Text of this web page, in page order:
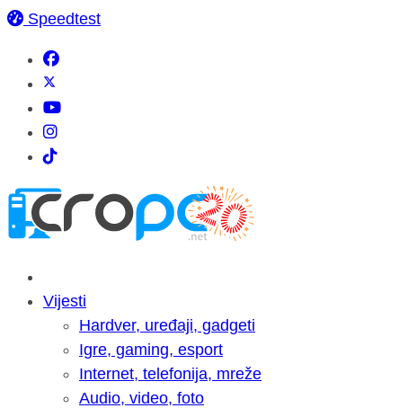
Speedtest
Vijesti
Hardver, uređaji, gadgeti
Igre, gaming, esport
Internet, telefonija, mreže
Audio, video, foto